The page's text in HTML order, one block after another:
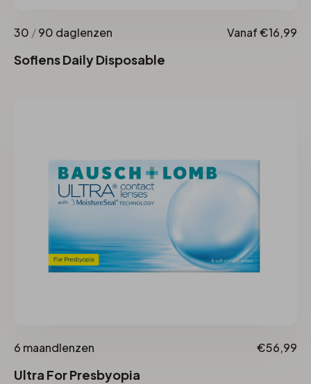
30 /90 daglenzen Vanaf €16,99
Soflens Daily Disposable
6 maandlenzen €56,99
Ultra For Presbyopia